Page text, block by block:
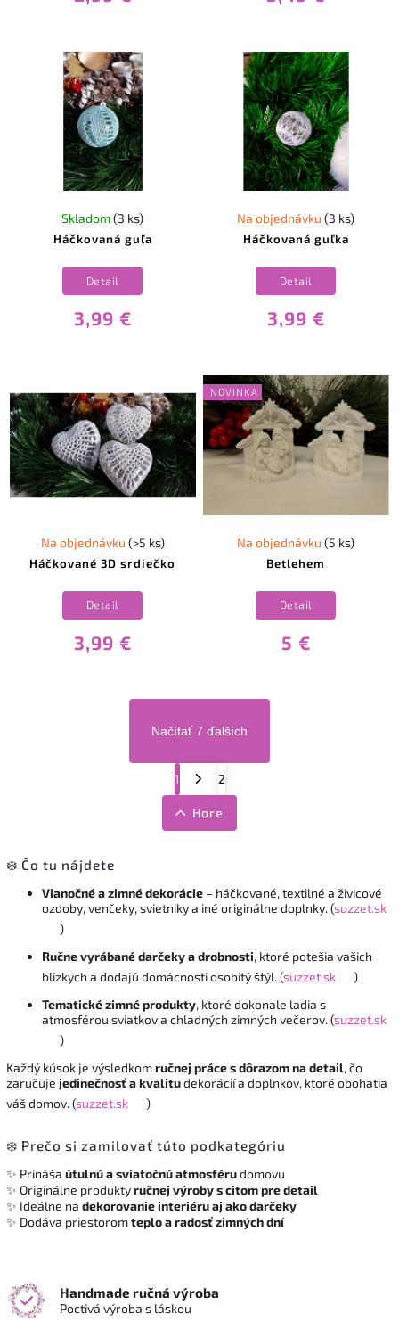
Háčkovaná guľa
Skladom(3 ks)
3,99 €
Detail
Háčkovaná guľka
Na objednávku(3 ks)
3,99 €
Detail
Háčkované 3D srdiečko
Na objednávku (>5 ks)
3,99 €
Detail
NOVINKA
Betlehem
Na objednávku(5 ks)
5 €
Detail
Načítať 7 ďalších
1 2
Hore
❄️ Čo tu nájdete
Vianočné a zimné dekorácie – háčkované, textilné a živicové
ozdoby, venčeky, svietniky a iné originálne doplnky. (suzzet.sk
)
Ručne vyrábané darčeky a drobnosti, ktoré potešia vašich
blízkych a dodajú domácnosti osobitý štýl. (suzzet.sk
)
Tematické zimné produkty, ktoré dokonale ladia s
atmosférou sviatkov a chladných zimných večerov. (suzzet.sk
)
Každý kúsok je výsledkomručnej práce s dôrazom na detail, čo
zaručuje jedinečnosť a kvalitudekorácií a doplnkov, ktoré obohatia
váš domov. (suzzet.sk )
❄️ Prečo si zamilovať túto podkategóriu
✨ Prináša útulnú a sviatočnú atmosférudomovu
✨ Originálne produktyručnej výroby s citom pre detail
✨ Ideálne na dekorovanie interiéru aj ako darčeky
✨ Dodáva priestoromteplo a radosť zimných dní
Handmade ručná výroba
Poctivá výroba s láskou